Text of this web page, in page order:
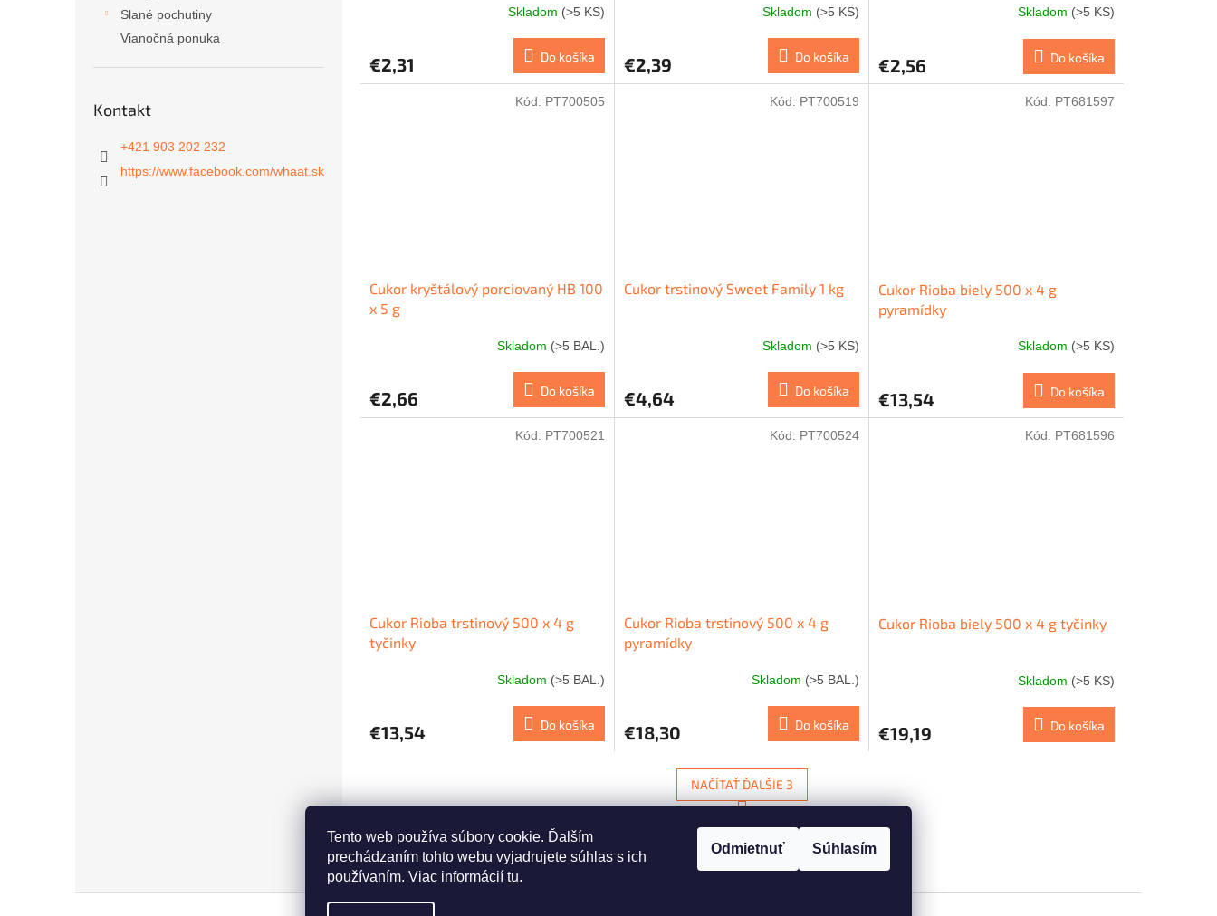
Tento web používa súbory cookie. Ďalším
prechádzaním tohto webu vyjadrujete súhlas s ich
používaním. Viac informácií tu.
Odmietnuť Súhlasím
Slané pochutiny
Vianočná ponuka
Kontakt
+421 903 202 232
https://www.facebook.com/whaat.sk
Skladom (>5 KS)
€2,31 Do košíka
Skladom (>5 KS)
€2,39 Do košíka
Skladom (>5 KS)
€2,56 Do košíka
Cukor kryštálový porciovaný HB 100
x 5 g
Skladom (>5 BAL.)
€2,66 Do košíka
Kód: PT700505
Cukor trstinový Sweet Family 1 kg
Skladom (>5 KS)
€4,64 Do košíka
Kód: PT700519
Cukor Rioba biely 500 x 4 g
pyramídky
Skladom (>5 KS)
€13,54 Do košíka
Kód: PT681597
Cukor Rioba trstinový 500 x 4 g
tyčinky
Skladom (>5 BAL.)
€13,54 Do košíka
Kód: PT700521
Cukor Rioba trstinový 500 x 4 g
pyramídky
Skladom (>5 BAL.)
€18,30 Do košíka
Kód: PT700524
Cukor Rioba biely 500 x 4 g tyčinky
Skladom (>5 KS)
€19,19 Do košíka
Kód: PT681596
O
v
l
á
NAČÍTAŤ ĎALŠIE 3
S
t
r
á
n
HORE